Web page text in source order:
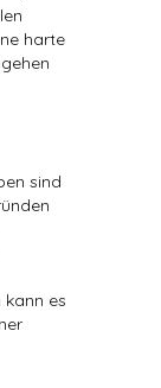
harte
sind
kann es